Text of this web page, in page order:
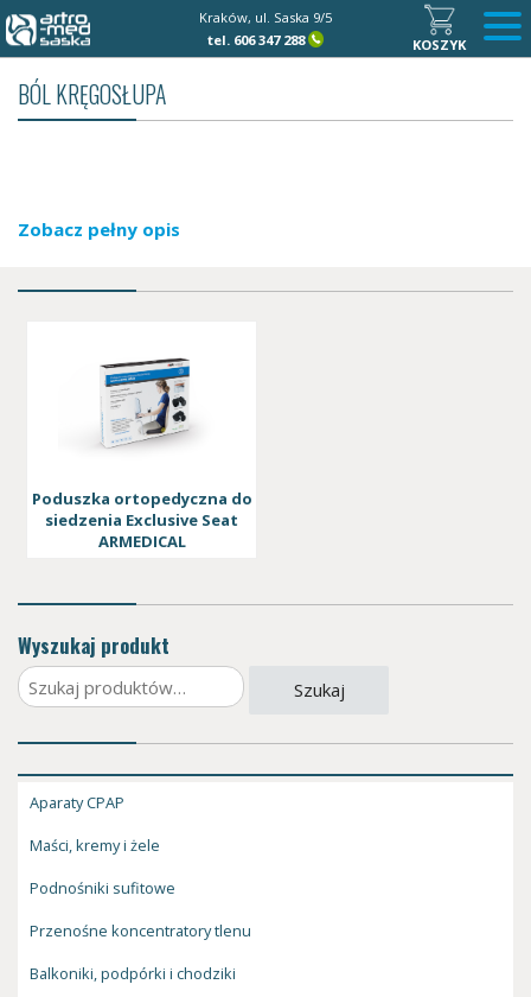
Kraków, ul. Saska 9/5
tel. 606 347 288 KOSZYK
BÓL KRĘGOSŁUPA
Zobacz pełny opis
Poduszka ortopedyczna do
siedzenia Exclusive Seat
ARMEDICAL
Wyszukaj produkt
Szukaj: Szukaj
Aparaty CPAP
Maści, kremy i żele
Podnośniki sufitowe
Przenośne koncentratory tlenu
Balkoniki, podpórki i chodziki